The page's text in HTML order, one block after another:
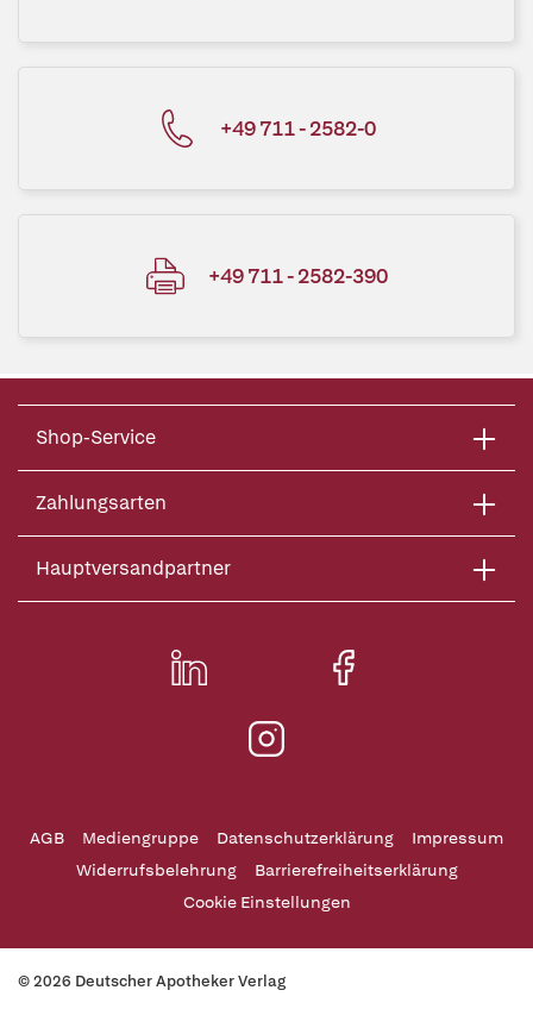
+49 711 - 2582-0
+49 711 - 2582-390
Shop-Service
Zahlungsarten
Hauptversandpartner
AGB Mediengruppe Datenschutzerklärung
Impressum
Widerrufsbelehrung
Barrierefreiheitserklärung
Cookie Einstellungen
© 2026 Deutscher Apotheker Verlag